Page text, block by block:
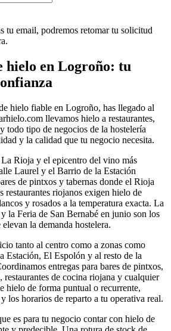
tu email, podremos retomar tu solicitud
hielo en Logroño: tu
hielo fiable en Logroño, has llegado al
llevamos hielo a restaurantes,
todo tipo de negocios de la hostelería
y la calidad que tu negocio necesita.
Rioja y el epicentro del vino más
Laurel y el Barrio de la Estación
de pintxos y tabernas donde el Rioja
restaurantes riojanos exigen hielo de
y rosados a la temperatura exacta. La
la Feria de San Bernabé en junio son los
la demanda hostelera.
tanto al centro como a zonas como
Estación, El Espolón y al resto de la
entregas para bares de pintxos,
restaurantes de cocina riojana y cualquier
hielo de forma puntual o recurrente,
los horarios de reparto a tu operativa real.
es para tu negocio contar con hielo de